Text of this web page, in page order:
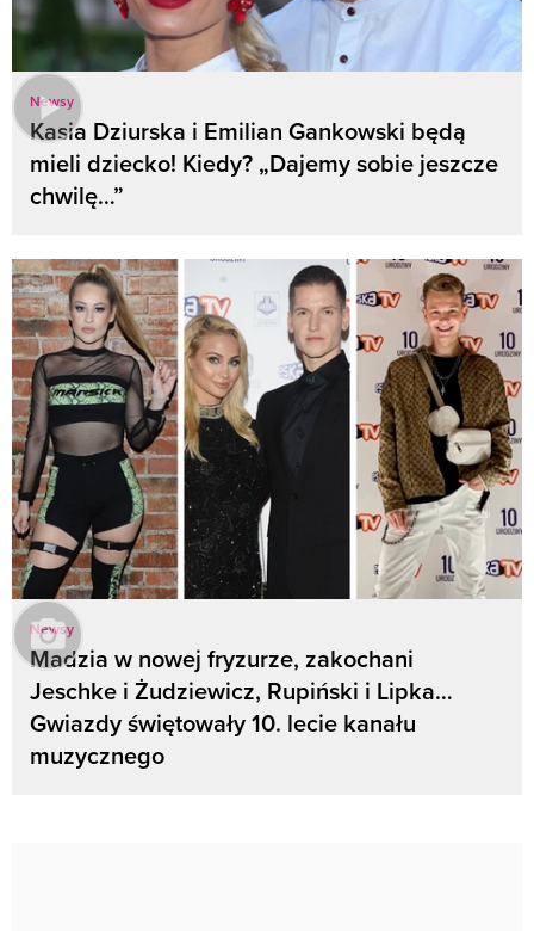
Newsy
Kasia Dziurska i Emilian Gankowski będą
mieli dziecko! Kiedy? „Dajemy sobie jeszcze
chwilę…”
Newsy
Madzia w nowej fryzurze, zakochani
Jeschke i Żudziewicz, Rupiński i Lipka…
Gwiazdy świętowały 10. lecie kanału
muzycznego